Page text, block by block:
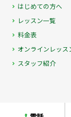
はじめての方へ
レッスン一覧
料金表
オンラインレッス
スタッフ紹介